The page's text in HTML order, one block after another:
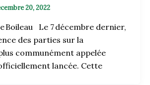
20, 2022
Boileau Le 7 décembre dernier,
des parties sur la
communément appelée
lancée. Cette